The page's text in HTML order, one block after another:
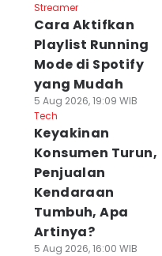
Streamer
Cara Aktifkan
Playlist Running
Mode di Spotify
yang Mudah
5 Aug 2026, 19:09 WIB
Tech
Keyakinan
Konsumen Turun,
Penjualan
Kendaraan
Tumbuh, Apa
Artinya?
5 Aug 2026, 16:00 WIB